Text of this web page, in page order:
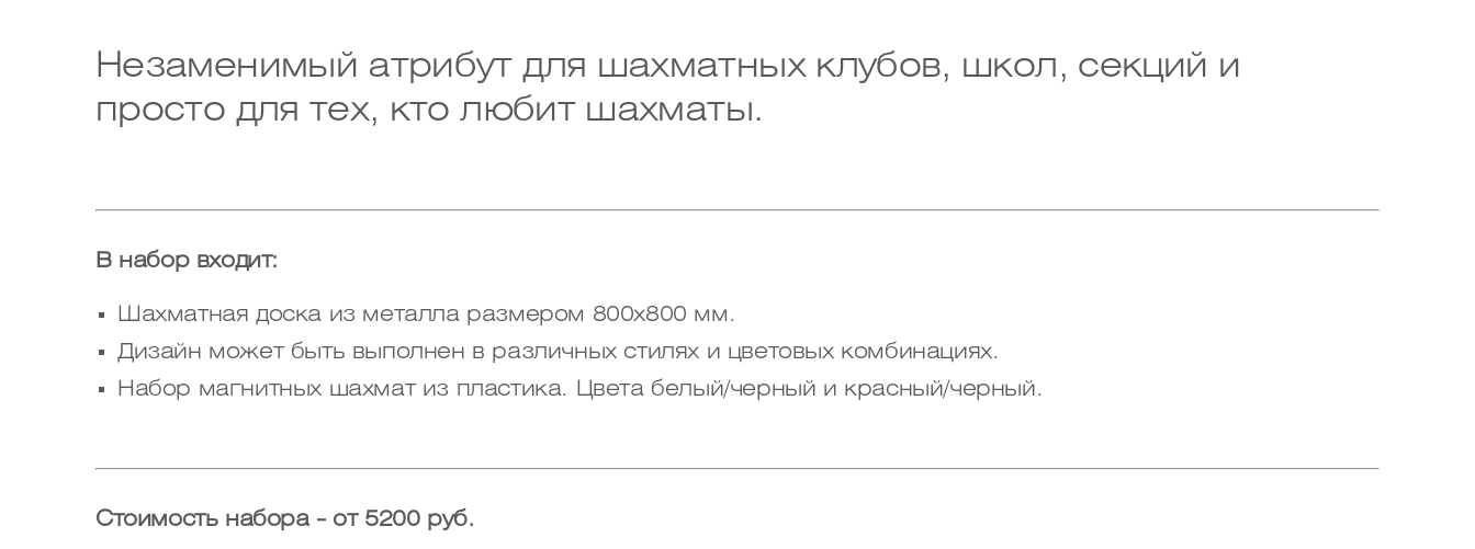
Незаменимый атрибут для шахматных клубов, школ, секций и
просто для тех, кто любит шахматы.
В набор входит:
Шахматная доска из металла размером 800х800 мм.
Дизайн может быть выполнен в различных стилях и цветовых комбинациях.
Набор магнитных шахмат из пластика. Цвета белый/черный и красный/черный.
Стоимость набора - от 5200 руб.